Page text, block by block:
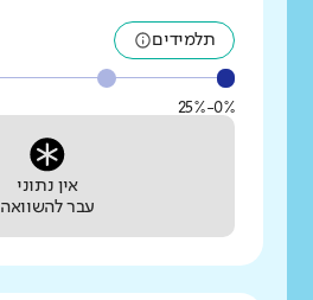
תלמידים
0%-25%
אין נתוני
עבר להשוואה